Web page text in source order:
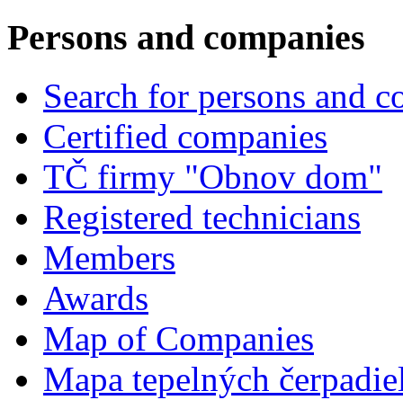
Persons and companies
Search for persons and
Certified companies
TČ firmy "Obnov dom"
Registered technicians
Members
Awards
Map of Companies
Mapa tepelných